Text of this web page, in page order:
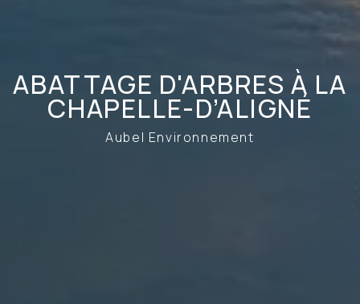
ABATTAGE D'ARBRES À LA
CHAPELLE-D’ALIGNÉ
Aubel Environnement